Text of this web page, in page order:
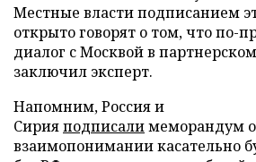
Местные власти подписанием
открыто говорят о том, что по-
диалог с Москвой в
заключил эксперт.
Напомним, Россия и
Сирияподписалимеморандум о
взаимопонимании касательно